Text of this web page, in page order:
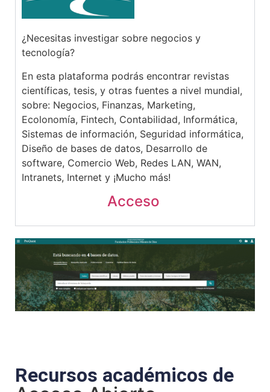
¿Necesitas investigar sobre negocios y
tecnología?
En esta plataforma podrás encontrar revistas
científicas, tesis, y otras fuentes a nivel mundial,
sobre: Negocios, Finanzas, Marketing,
Ecolonomía, Fintech, Contabilidad, Informática,
Sistemas de información, Seguridad informática,
Diseño de bases de datos, Desarrollo de
software, Comercio Web, Redes LAN, WAN,
Intranets, Internet y ¡Mucho más!
Acceso
Recursos académicos de